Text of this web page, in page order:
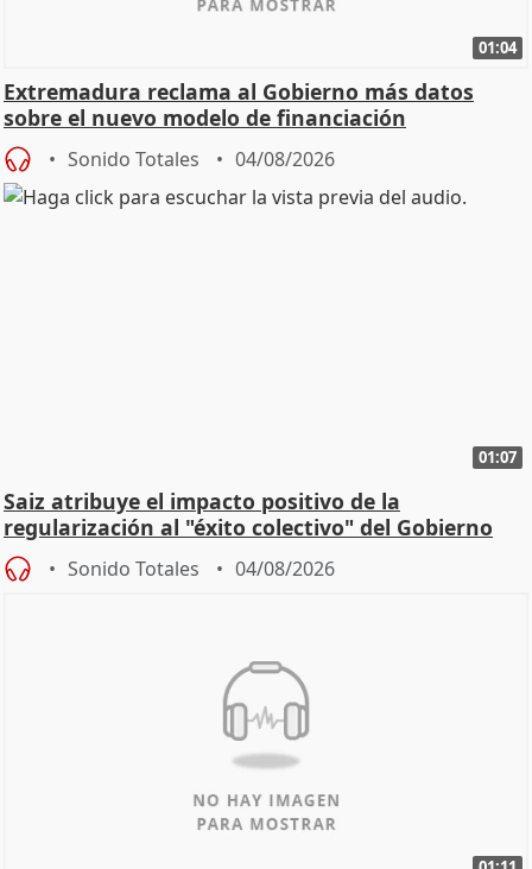
01:04
Extremadura reclama al Gobierno más datos
sobre el nuevo modelo de financiación
Sonido Totales 04/08/2026
01:07
Saiz atribuye el impacto positivo de la
regularización al "éxito colectivo" del Gobierno
Sonido Totales 04/08/2026